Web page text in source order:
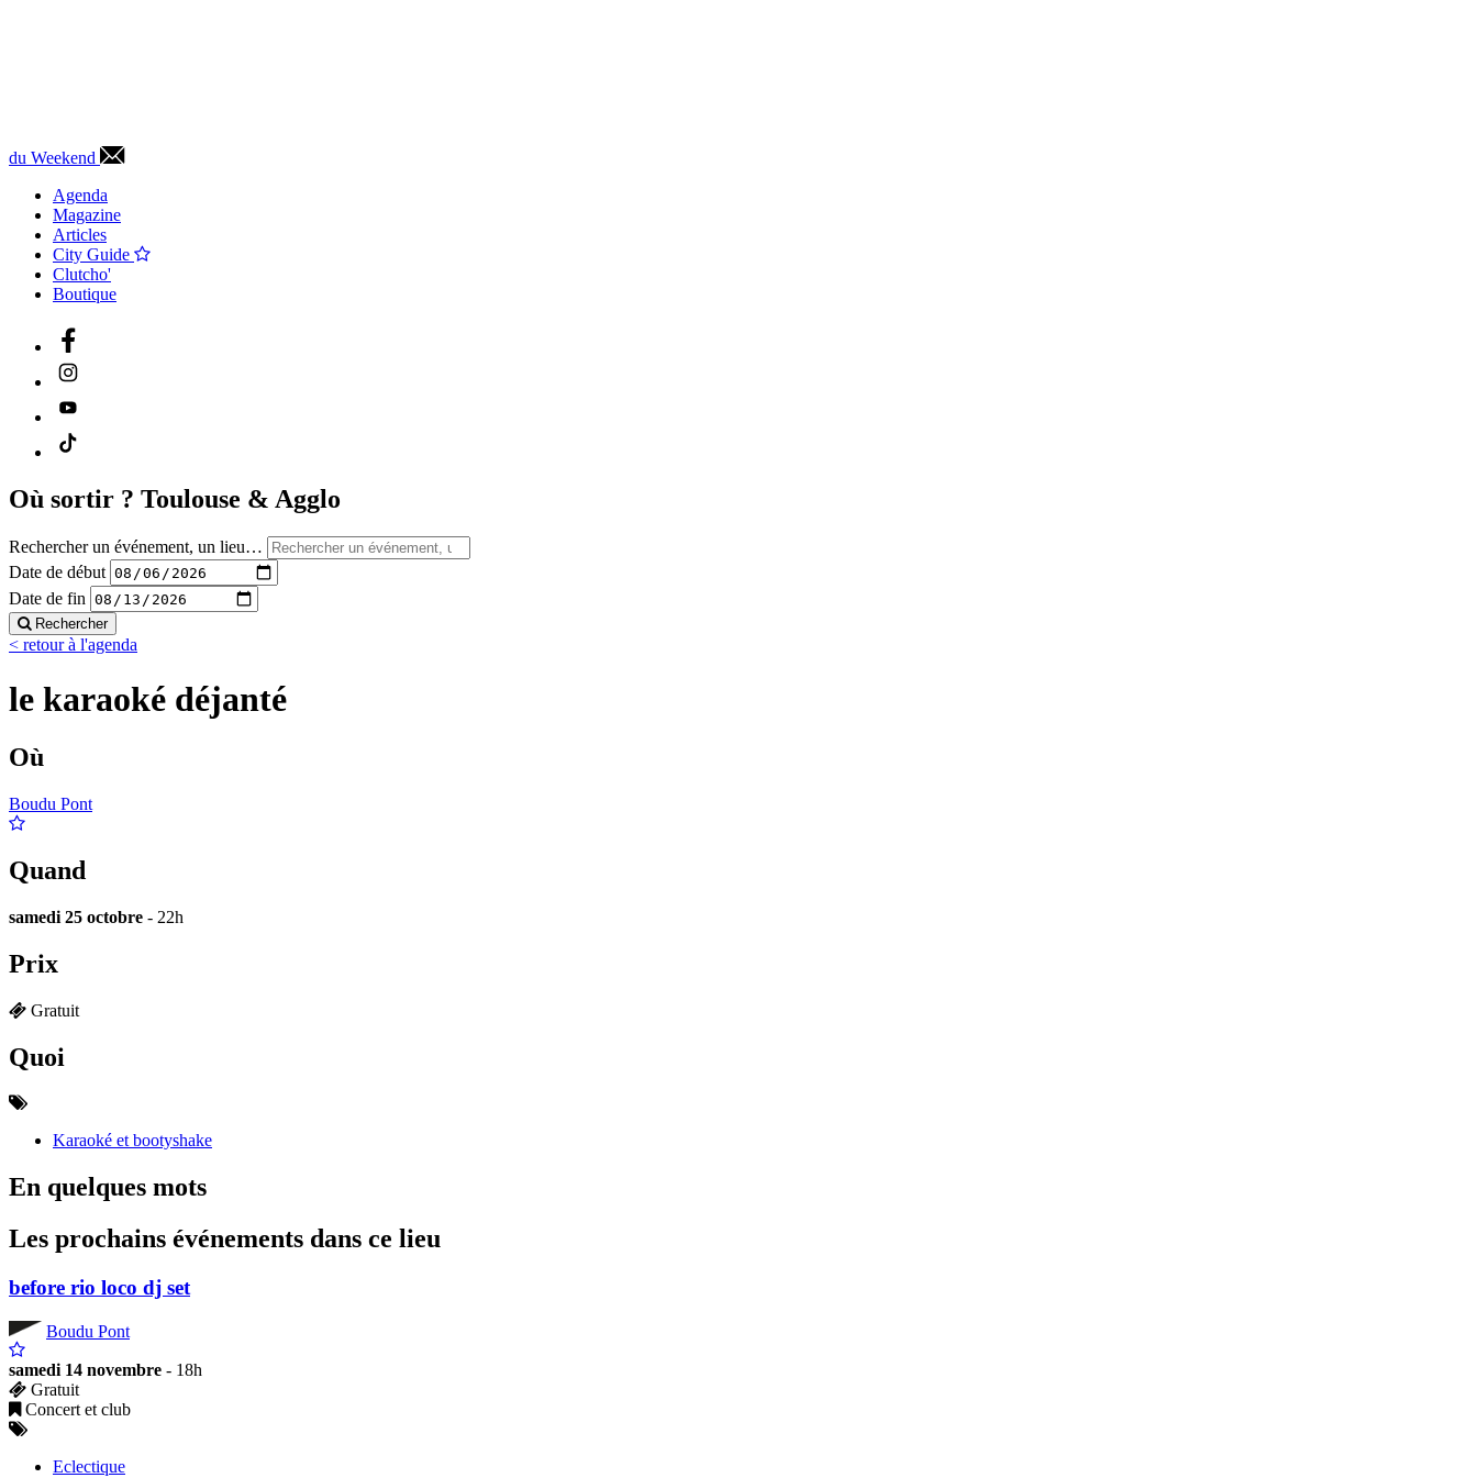
du Weekend
Agenda
Magazine
Articles
City Guide
Clutcho'
Boutique
Où sortir ? Toulouse & Agglo
Rechercher un événement, un lieu…
Date de début
Date de fin
Rechercher
< retour à l'agenda
le karaoké déjanté
Où
Boudu Pont
Quand
samedi 25 octobre - 22h
Prix
Gratuit
Quoi
Karaoké et bootyshake
En quelques mots
Les prochains événements dans ce lieu
before rio loco dj set
Boudu Pont
samedi 14 novembre - 18h
Gratuit
Concert et club
Eclectique